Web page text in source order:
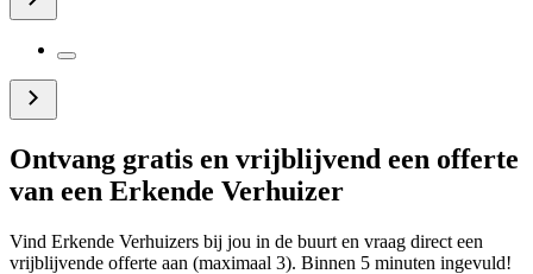
Ontvang gratis en vrijblijvend een offerte
van een Erkende Verhuizer
Vind Erkende Verhuizers bij jou in de buurt en vraag direct een
vrijblijvende offerte aan (maximaal 3). Binnen 5 minuten ingevuld!